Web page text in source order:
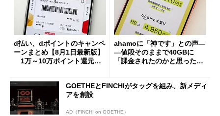
d払い、dポイントのキャンペ
ーンまとめ【8月1日最新版】
1万～10万ポイント還元の
ahamoに「神です」との声―
―値段そのままで40GBに
「課金されたのかと思った」
GOETHEとFINCHIがタッグを組み、新メディ
アを創設
AD（FINCHI on GOETHE）